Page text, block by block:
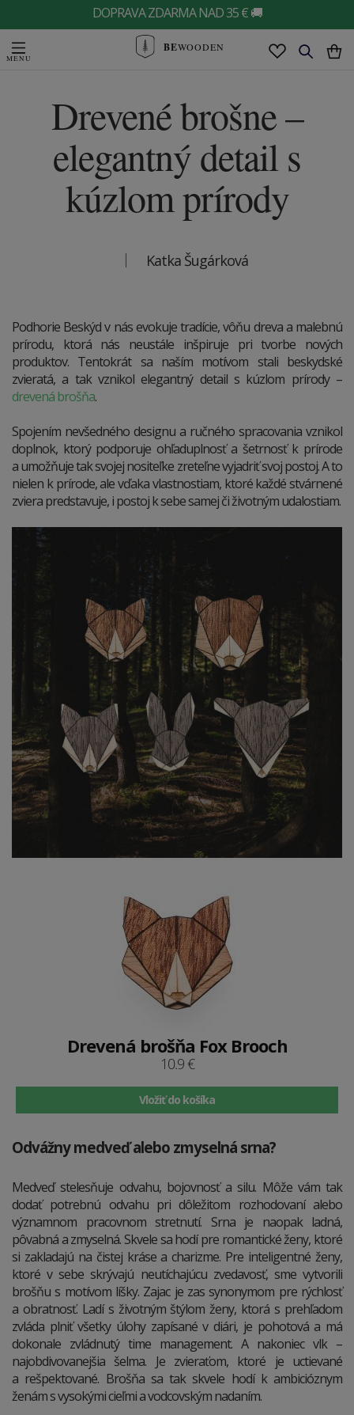
DOPRAVA ZDARMA NAD 35 € 🚚
BEWOODEN
Drevené brošne –
elegantný detail s
kúzlom prírody
Katka Šugárková
Podhorie Beskýd v nás evokuje tradície, vôňu dreva a malebnú
prírodu, ktorá nás neustále inšpiruje pri tvorbe nových
produktov. Tentokrát sa naším motívom stali beskydské
zvieratá, a tak vznikol elegantný detail s kúzlom prírody –
drevená brošňa.
Spojením nevšedného designu a ručného spracovania vznikol
doplnok, ktorý podporuje ohľaduplnosť a šetrnosť k prírode
a umožňuje tak svojej nositeľke zreteľne vyjadriť svoj postoj. A to
nielen k prírode, ale vďaka vlastnostiam, ktoré každé stvárnené
zviera predstavuje, i postoj k sebe samej či životným udalostiam.
Drevená brošňa Fox Brooch
10.9 €
Vložiť do košíka
Odvážny medveď alebo zmyselná srna?
Medveď stelesňuje odvahu, bojovnosť a silu. Môže vám tak
dodať potrebnú odvahu pri dôležitom rozhodovaní alebo
významnom pracovnom stretnutí. Srna je naopak ladná,
pôvabná a zmyselná. Skvele sa hodí pre romantické ženy, ktoré
si zakladajú na čistej kráse a charizme. Pre inteligentné ženy,
ktoré v sebe skrývajú neutíchajúcu zvedavosť, sme vytvorili
brošňu s motívom líšky. Zajac je zas synonymom pre rýchlosť
a obratnosť. Ladí s životným štýlom ženy, ktorá s prehľadom
zvláda plniť všetky úlohy zapísané v diári, je pohotová a má
dokonale zvládnutý time management. A nakoniec vlk –
najobdivovanejšia šelma. Je zvieraťom, ktoré je uctievané
a rešpektované. Brošňa sa tak skvele hodí k ambicióznym
ženám s vysokými cieľmi a vodcovským nadaním.